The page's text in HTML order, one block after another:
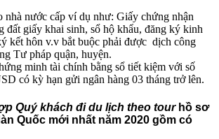
nhà nước cấp ví dụ như: Giấy chứng nhận
đất giấy khai sinh, sổ hộ khẩu, đăng ký kinh
kết hôn v.v bắt buộc phải được dịch công
Tư pháp quận, huyện.
minh tài chính bằng sổ tiết kiệm với số
có kỳ hạn gửi ngân hàng 03 tháng trở lên.
Quý khách đi du lịch theo tour hồ sơ
Quốc mới nhất năm 2020 gồm có